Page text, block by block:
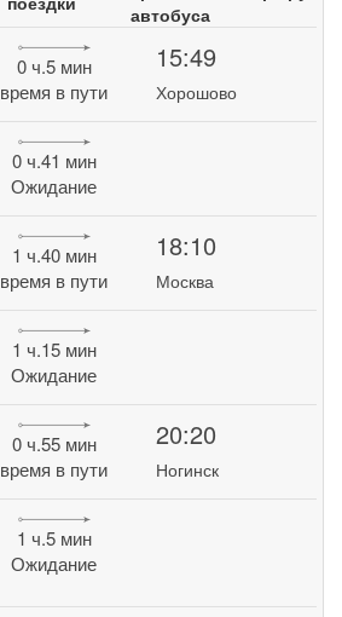
автобуса
0 ч.5 мин
время в пути
15:49
Хорошово
0 ч.41 мин
Ожидание
1 ч.40 мин
время в пути
18:10
Москва
1 ч.15 мин
Ожидание
0 ч.55 мин
время в пути
20:20
Ногинск
1 ч.5 мин
Ожидание